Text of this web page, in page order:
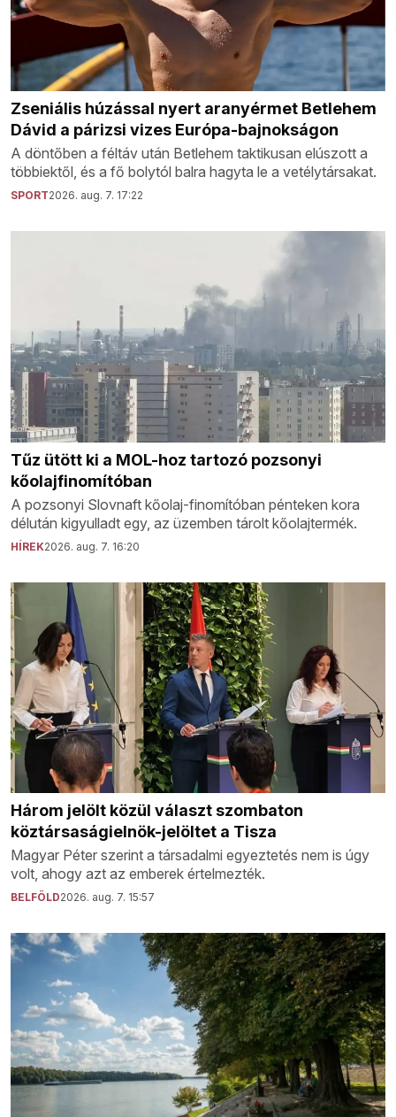
Zseniális húzással nyert aranyérmet Betlehem
Dávid a párizsi vizes Európa-bajnokságon
A döntőben a féltáv után Betlehem taktikusan elúszott a
többiektől, és a fő bolytól balra hagyta le a vetélytársakat.
SPORT2026. aug. 7. 17:22
Tűz ütött ki a MOL-hoz tartozó pozsonyi
kőolajfinomítóban
A pozsonyi Slovnaft kőolaj-finomítóban pénteken kora
délután kigyulladt egy, az üzemben tárolt kőolajtermék.
HÍREK2026. aug. 7. 16:20
Három jelölt közül választ szombaton
köztársaságielnök-jelöltet a Tisza
Magyar Péter szerint a társadalmi egyeztetés nem is úgy
volt, ahogy azt az emberek értelmezték.
BELFÖLD2026. aug. 7. 15:57